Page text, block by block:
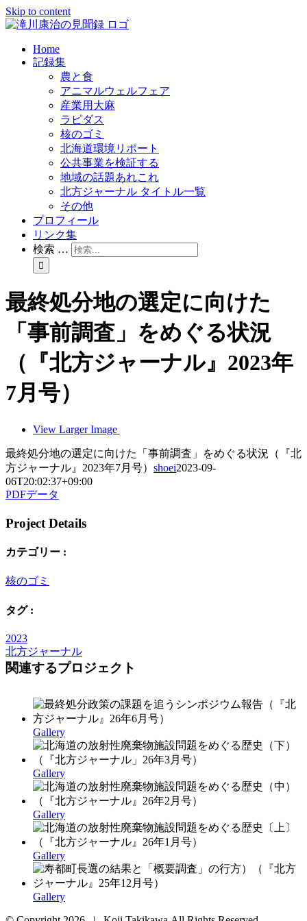
Skip to content
Home
記録集
農と食
アニマルウェルフェア
産業用大麻
ラピダス
核のゴミ
北海道環境リポート
公共事業を検証する
地域の話題あれこれ
北方ジャーナル タイトル一覧
その他
プロフィール
リンク集
検索 …
最終処分地の選定に向けた
「事前調査」をめぐる状況
（『北方ジャーナル』2023年
7月号）
View Larger Image
最終処分地の選定に向けた「事前調査」をめぐる状況（『北
方ジャーナル』2023年7月号） shoei2023-09-
06T20:02:37+09:00
PDFデータ
Project Details
カテゴリー :
核のゴミ
タグ :
2023
北方ジャーナル
関連するプロジェクト
Gallery
Gallery
Gallery
Gallery
Gallery